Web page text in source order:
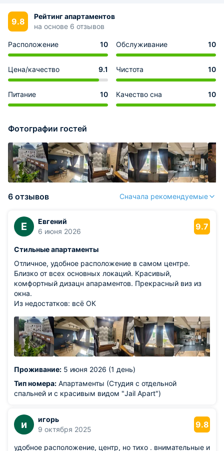
9.8
Рейтинг апартаментов
на основе 6 отзывов
Расположение 10 Обслуживание 10
Цена/качество 9.1 Чистота 10
Питание 10 Качество сна 10
Фотографии гостей
6 отзывов Сначала рекомендуемые
Е
Евгений
6 июня 2026
9.7
Стильные апартаменты
Отличное, удобное расположение в самом центре.
Близко от всех основных локаций. Красивый,
комфортный дизацн апараментов. Прекрасный виз из
окна.
Из недостатков: всё ОК
Проживание: 5 июня 2026 (1 день)
Тип номера: Апартаменты (Студия с отдельной
спальней и с красивым видом "Jail Apart")
и
игорь
9 октября 2025
9.8
удобное расположение, центр, но тихо . внимательные и